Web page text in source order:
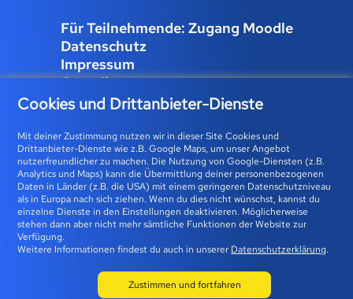
Für Teilnehmende: Zugang Moodle
Datenschutz
Impressum
Compliance
Job und Karriere
Bfz-Essen GmbH | Karolingerstraße 93 | 45141 Essen 0800
23 93 773 (gebührenfrei) |info@bfz-essen.de
Zustimmen und fortfahren
Cookies und Drittanbieter-Dienste
Mit deiner Zustimmung nutzen wir in dieser Site Cookies und
Drittanbieter-Dienste wie z.B. Google Maps, um unser Angebot
nutzerfreundlicher zu machen. Die Nutzung von Google-Diensten (z.B.
Analytics und Maps) kann die Übermittlung deiner personenbezogenen
Daten in Länder (z.B. die USA) mit einem geringeren Datenschutzniveau
als in Europa nach sich ziehen. Wenn du dies nicht wünschst, kannst du
einzelne Dienste in den Einstellungen deaktivieren. Möglicherweise
stehen dann aber nicht mehr sämtliche Funktionen der Website zur
Verfügung.
Weitere Informationen findest du auch in unserer Datenschutzerklärung.